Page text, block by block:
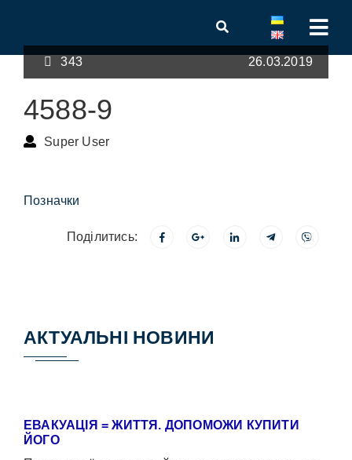
343 26.03.2019
4588-9
Super User
Позначки
Поділитись:
АКТУАЛЬНІ НОВИНИ
ЕВАКУАЦІЯ = ЖИТТЯ. ДОПОМОЖИ КУПИТИ
ЙОГО